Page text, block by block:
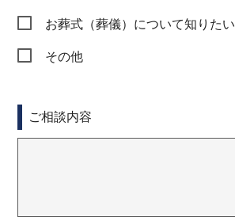
お葬式（葬儀）について知りたい
その他
ご相談内容